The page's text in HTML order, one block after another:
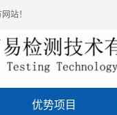
站！
优势项目